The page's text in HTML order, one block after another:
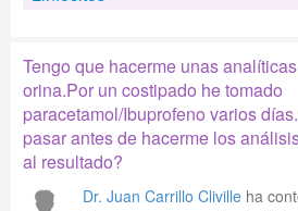
Tengo que hacerme unas
orina.Por un costipado he tomado
paracetamol/Ibuprofeno varios
pasar antes de hacerme los
al resultado?
Dr. Juan Carrillo Cliville ha